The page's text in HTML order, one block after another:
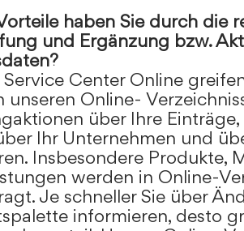
haben Sie durch die
und Ergänzung bzw.
Center Online
unseren Online-
über Ihre
Ihr Unternehmen und
Insbesondere Produkte,
werden in Online-
Je schneller Sie über
informieren, desto